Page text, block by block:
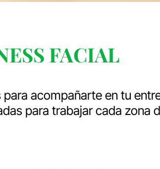
FACIAL
acompañarte en tu
para trabajar cada zona